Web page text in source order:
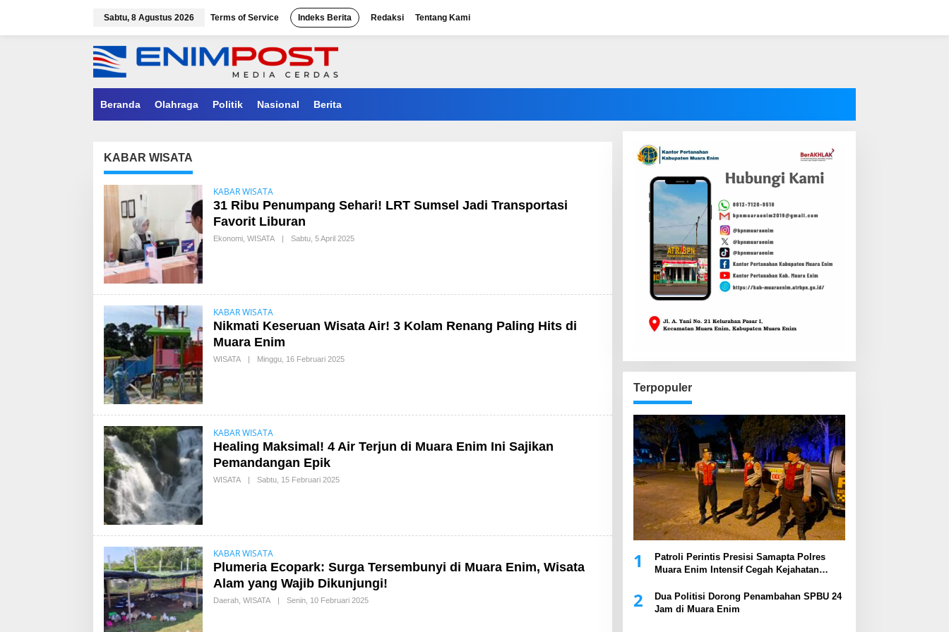
Sabtu, 8 Agustus 2026 Terms of Service Indeks Berita Redaksi Tentang Kami
Beranda Olahraga Politik Nasional Berita
KABAR WISATA
KABAR WISATA
31 Ribu Penumpang Sehari! LRT Sumsel Jadi Transportasi
Favorit Liburan
Ekonomi WISATA | Sabtu, 5 April 2025Oleh
KABAR WISATA
Nikmati Keseruan Wisata Air! 3 Kolam Renang Paling Hits di
Muara Enim
WISATA | Minggu, 16 Februari 2025Oleh
KABAR WISATA
Healing Maksimal! 4 Air Terjun di Muara Enim Ini Sajikan
Pemandangan Epik
WISATA | Sabtu, 15 Februari 2025Oleh
KABAR WISATA
Plumeria Ecopark: Surga Tersembunyi di Muara Enim, Wisata
Alam yang Wajib Dikunjungi!
Daerah WISATA | Senin, 10 Februari 2025Oleh
Terpopuler
1
Patroli Perintis Presisi Samapta Polres
Muara Enim Intensif Cegah Kejahatan
2
Dua Politisi Dorong Penambahan SPBU 24
Jam di Muara Enim